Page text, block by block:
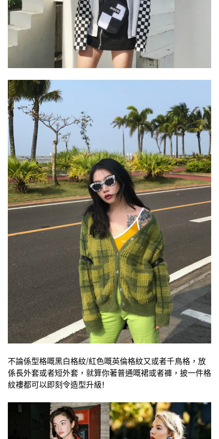
不論係型格嘅黑白格紋/紅色嘅英倫格紋又或者千鳥格，放
係長外套或者短外套，就算你著普通嘅裙或者褲，披一件格
紋褸都可以即刻令造型升級!